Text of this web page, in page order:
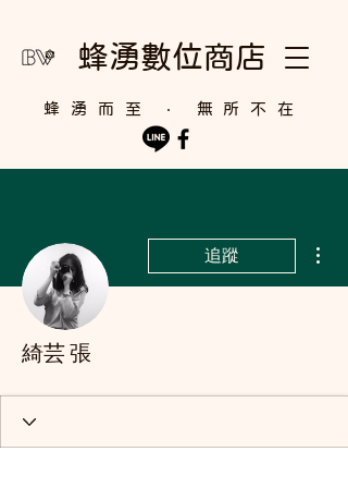
蜂湧數位商店
​蜂湧而至 ‧ 無所不在
追蹤
綺芸 張